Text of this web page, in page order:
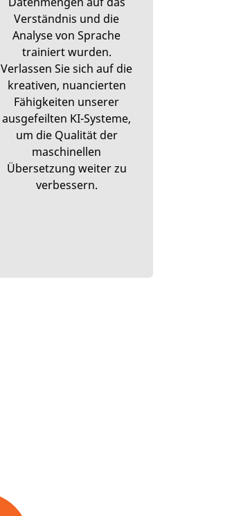
Verständnis und die
Analyse von Sprache
trainiert wurden.
Verlassen Sie sich auf die
kreativen, nuancierten
Fähigkeiten unserer
ausgefeilten KI-Systeme,
um die Qualität der
maschinellen
Übersetzung weiter zu
verbessern.